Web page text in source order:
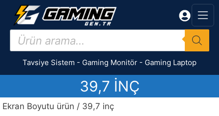
İçeriğe
Products
search
Tavsiye Sistem - Gaming Monitör - Gaming Laptop
39,7 INÇ
Ekran Boyutu ürün / 39,7 inç